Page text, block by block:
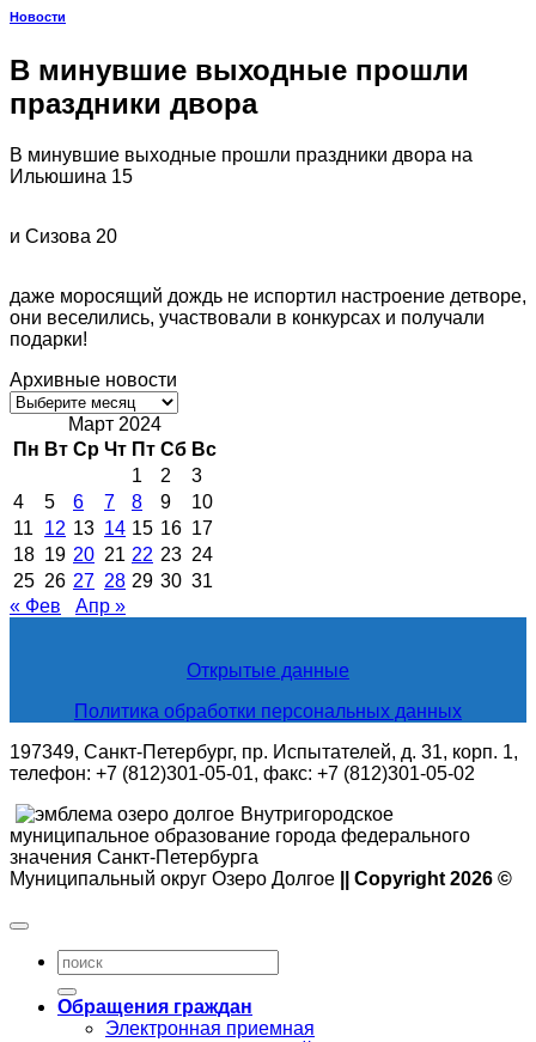
Новости
В минувшие выходные прошли
праздники двора
В минувшие выходные прошли праздники двора на
Ильюшина 15
и Сизова 20
даже моросящий дождь не испортил настроение детворе,
они веселились, участвовали в конкурсах и получали
подарки!
Архивные новости
Архивные
новостиМарт 2024
Пн Вт Ср Чт Пт Сб Вс
1
2
3
4
5 6 7 8 9
10
11
12 13 14 15 16 17
18 19 20 21 22 23 24
25 26 27 28 29 30 31
« Фев
Апр »
Открытые данные
Политика обработки персональных данных
197349, Санкт-Петербург, пр. Испытателей, д. 31, корп. 1,
телефон: +7 (812)301-05-01, факс: +7 (812)301-05-02
Внутригородское
муниципальное образование города федерального
значения Санкт-Петербурга
Муниципальный округ Озеро Долгое
|| Copyright 2026 ©
Обращения граждан
Электронная приемная